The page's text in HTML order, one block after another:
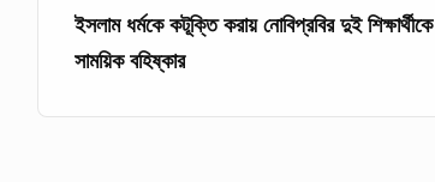
ইসলাম ধর্মকে কটূক্তি করায় নোবিপ্রবির দুই শিক্ষার্থীকে
সাময়িক বহিষ্কার